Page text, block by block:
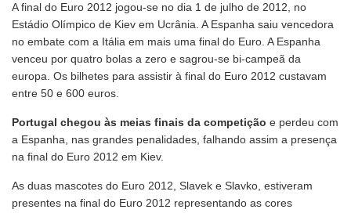
A final do Euro 2012 jogou-se no dia 1 de julho de 2012, no
Estádio Olímpico de Kiev em Ucrânia. A Espanha saiu vencedora
no embate com a Itália em mais uma final do Euro. A Espanha
venceu por quatro bolas a zero e sagrou-se bi-campeã da
europa. Os bilhetes para assistir à final do Euro 2012 custavam
entre 50 e 600 euros.
Portugal chegou às meias finais da competição e perdeu com
a Espanha, nas grandes penalidades, falhando assim a presença
na final do Euro 2012 em Kiev.
As duas mascotes do Euro 2012, Slavek e Slavko, estiveram
presentes na final do Euro 2012 representando as cores